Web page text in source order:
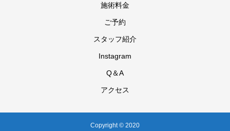
施術料金
ご予約
スタッフ紹介
Instagram
Q＆A
アクセス
Copyright © 2020